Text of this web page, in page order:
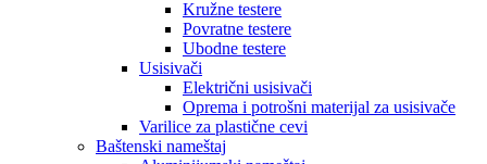
Kružne testere
Povratne testere
Ubodne testere
Usisivači
Električni usisivači
Oprema i potrošni materijal za usisivače
Varilice za plastične cevi
Baštenski nameštaj